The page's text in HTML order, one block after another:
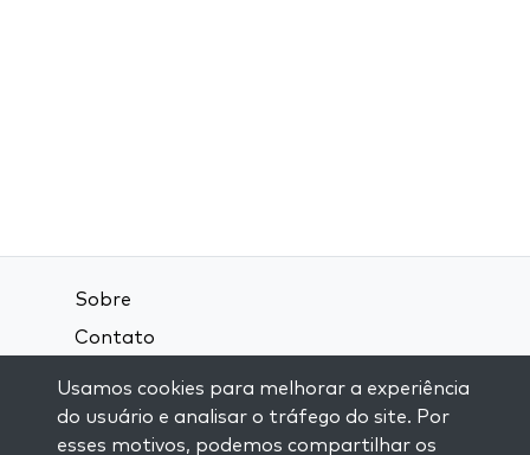
Sobre
Contato
Política de Privacidade
Usamos cookies para melhorar a experiência
do usuário e analisar o tráfego do site. Por
esses motivos, podemos compartilhar os